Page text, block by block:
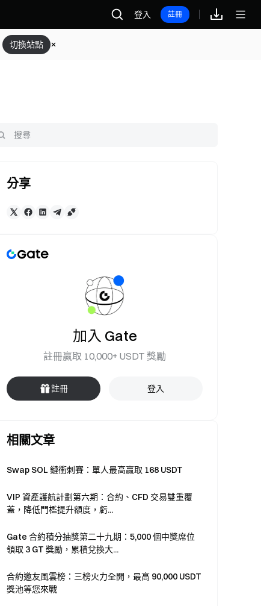
登入 註冊
切換站點
分享
加入 Gate
註冊贏取 10,000+ USDT 獎勵
註冊 登入
相關文章
Swap SOL 鏈衝刺賽：單人最高贏取 168 USDT
VIP 資產護航計劃第六期：合約、CFD 交易雙重覆
蓋，降低門檻提升額度，虧...
Gate 合約積分抽獎第二十九期：5,000 個中獎席位
領取 3 GT 獎勵，累積兌換大...
合約邀友風雲榜：三榜火力全開，最高 90,000 USDT
獎池等您來戰